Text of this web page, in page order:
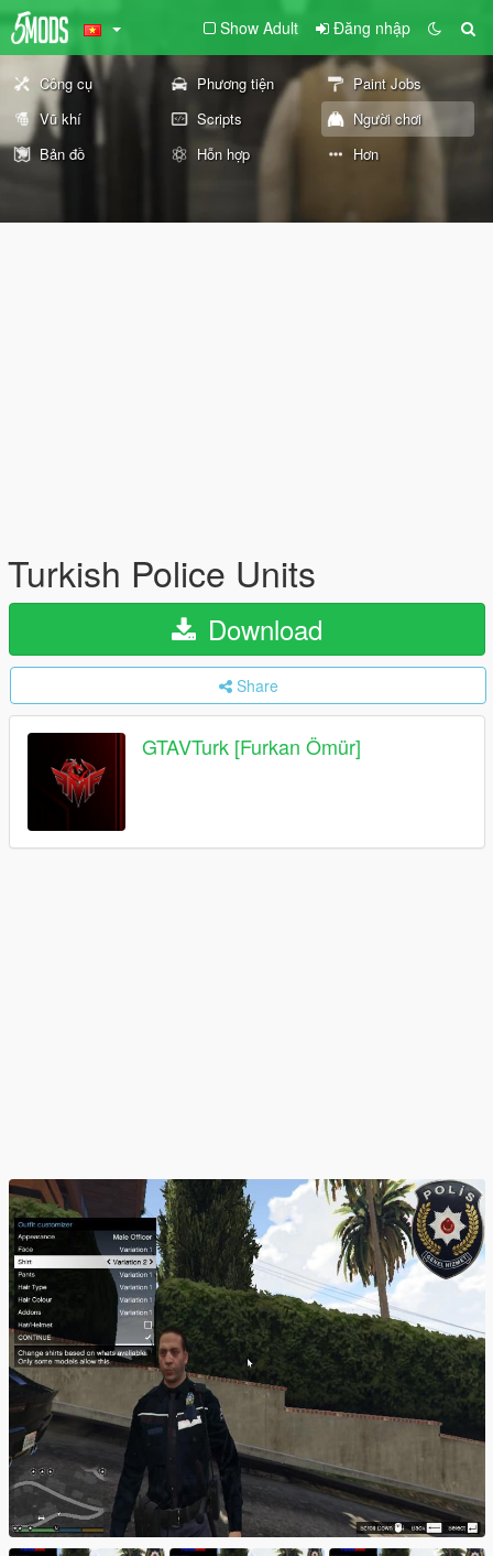
Show Adult Đăng nhập
Công cụ Phương tiện
Paint Jobs
Vũ khí
Scripts
Người chơi
Bản đồ
Hỗn hợp Hơn
Turkish Police Units
Download
Share
GTAVTurk [Furkan Ömür]